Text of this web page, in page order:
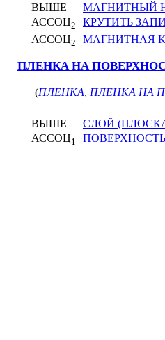
ВЫШЕ
МАГНИТНЫЙ
АССОЦ2
КРУТИТЬ
АССОЦ2 МАГНИТНАЯ
ПЛЕНКА НА
(ПЛЕНКА, ПЛЕНКА НА
ВЫШЕ
СЛОЙ
АССОЦ1